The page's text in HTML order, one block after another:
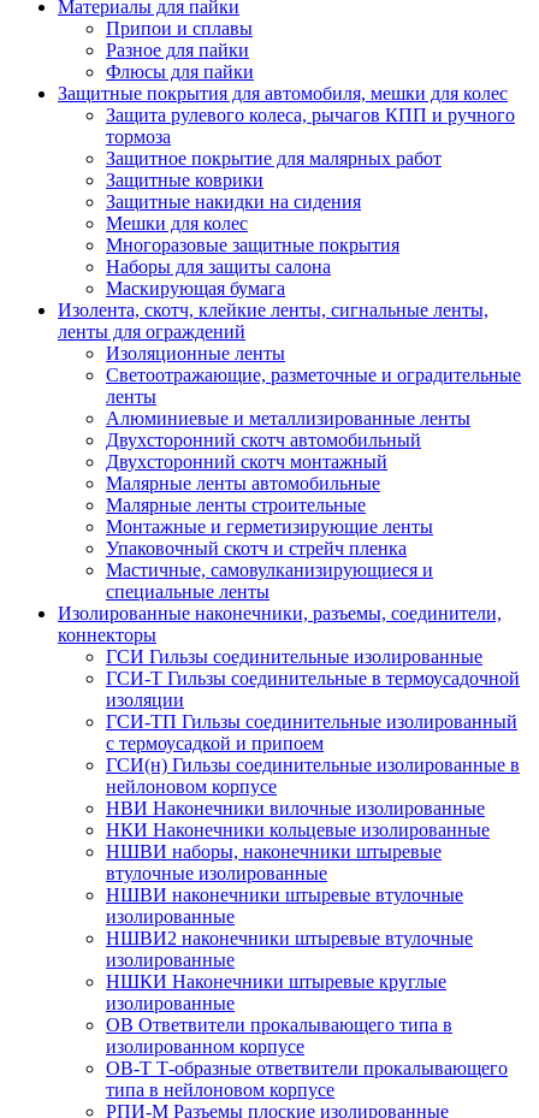
Материалы для пайки
Припои и сплавы
Разное для пайки
Флюсы для пайки
Защитные покрытия для автомобиля, мешки для колес
Защита рулевого колеса, рычагов КПП и ручного
тормоза
Защитное покрытие для малярных работ
Защитные коврики
Защитные накидки на сидения
Мешки для колес
Многоразовые защитные покрытия
Наборы для защиты салона
Маскирующая бумага
Изолента, скотч, клейкие ленты, сигнальные ленты,
ленты для ограждений
Изоляционные ленты
Светоотражающие, разметочные и оградительные
ленты
Алюминиевые и металлизированные ленты
Двухсторонний скотч автомобильный
Двухсторонний скотч монтажный
Малярные ленты автомобильные
Малярные ленты строительные
Монтажные и герметизирующие ленты
Упаковочный скотч и стрейч пленка
Мастичные, самовулканизирующиеся и
специальные ленты
Изолированные наконечники, разъемы, соединители,
коннекторы
ГСИ Гильзы соединительные изолированные
ГСИ-Т Гильзы соединительные в термоусадочной
изоляции
ГСИ-ТП Гильзы соединительные изолированный
с термоусадкой и припоем
ГСИ(н) Гильзы соединительные изолированные в
нейлоновом корпусе
НВИ Наконечники вилочные изолированные
НКИ Наконечники кольцевые изолированные
НШВИ наборы, наконечники штыревые
втулочные изолированные
НШВИ наконечники штыревые втулочные
изолированные
НШВИ2 наконечники штыревые втулочные
изолированные
НШКИ Наконечники штыревые круглые
изолированные
ОВ Ответвители прокалывающего типа в
изолированном корпусе
ОВ-Т Т-образные ответвители прокалывающего
типа в нейлоновом корпусе
РПИ-М Разъемы плоские изолированные